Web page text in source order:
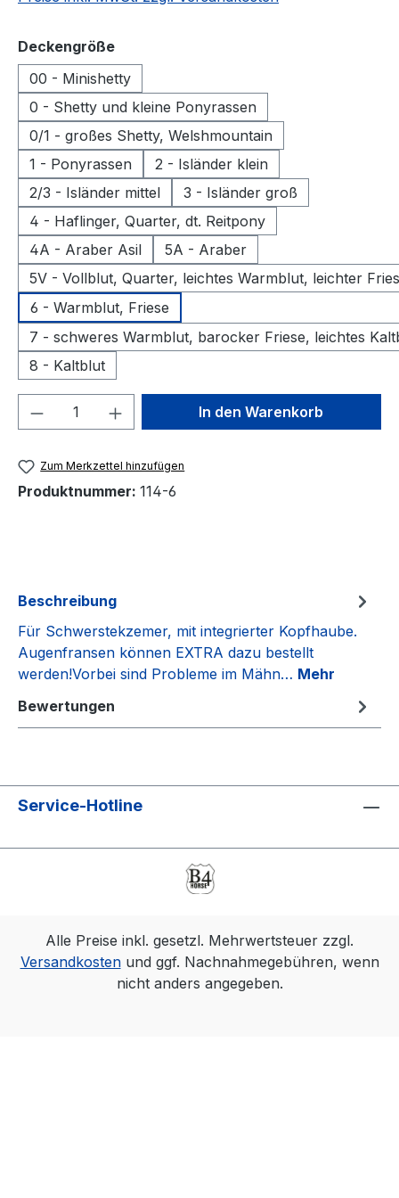
Deckengrößeauswählen
00 - Minishetty
0 - Shetty und kleine Ponyrassen
0/1 - großes Shetty, Welshmountain
1 - Ponyrassen
2 - Isländer klein
2/3 - Isländer mittel
3 - Isländer groß
4 - Haflinger, Quarter, dt. Reitpony
4A - Araber Asil
5A - Araber
5V - Vollblut, Quarter, leichtes Warmblut, leichter
6 - Warmblut, Friese
7 - schweres Warmblut, barocker Friese, leichtes
8 - Kaltblut
Produkt Anzahl: Gib denIn den Warenkorb
Zum Merkzettel hinzufügen
Produktnummer: 114-6
Beschreibung
Für Schwerstekzemer, mit integrierter Kopfhaube.
Augenfransen können EXTRA dazu bestellt
werden!Vorbei sind Probleme im Mähn… Mehr
Bewertungen
Service-Hotline
Alle Preise inkl. gesetzl. Mehrwertsteuer zzgl.
Versandkostenund ggf. Nachnahmegebühren, wenn
nicht anders angegeben.